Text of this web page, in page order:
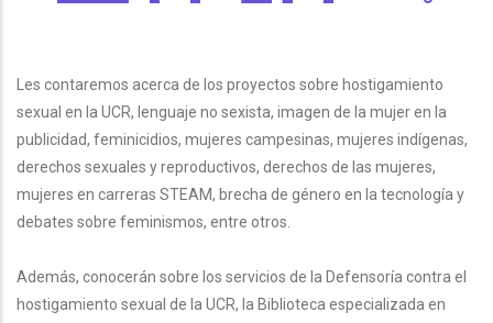
Les contaremos acerca de los proyectos sobre hostigamiento
sexual en la UCR, lenguaje no sexista, imagen de la mujer en la
publicidad, feminicidios, mujeres campesinas, mujeres indígenas,
derechos sexuales y reproductivos, derechos de las mujeres,
mujeres en carreras STEAM, brecha de género en la tecnología y
debates sobre feminismos, entre otros.
Además, conocerán sobre los servicios de la Defensoría contra el
hostigamiento sexual de la UCR, la Biblioteca especializada en